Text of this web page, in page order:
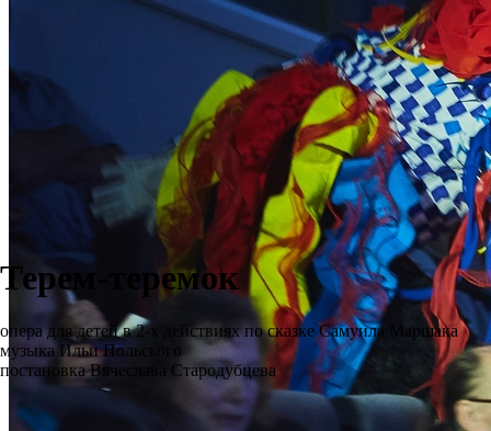
Терем-теремок
опера для детей в 2-х действиях по сказке Самуила Маршака
музыка Ильи Польского
постановка Вячеслава Стародубцева